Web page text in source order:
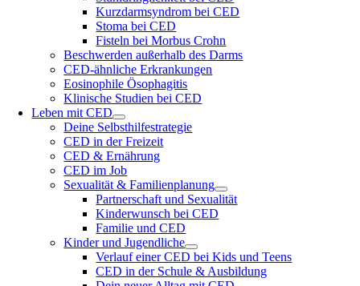
Kurzdarmsyndrom bei CED
Stoma bei CED
Fisteln bei Morbus Crohn
Beschwerden außerhalb des Darms
CED-ähnliche Erkrankungen
Eosinophile Ösophagitis
Klinische Studien bei CED
Leben mit CED
Deine Selbsthilfestrategie
CED in der Freizeit
CED & Ernährung
CED im Job
Sexualität & Familienplanung
Partnerschaft und Sexualität
Kinderwunsch bei CED
Familie und CED
Kinder und Jugendliche
Verlauf einer CED bei Kids und Teens
CED in der Schule & Ausbildung